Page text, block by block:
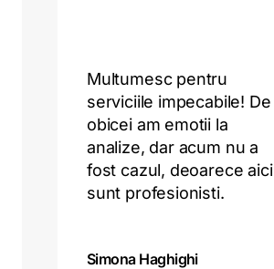
Multumesc pentru
serviciile impecabile! De
obicei am emotii la
analize, dar acum nu a
fost cazul, deoarece aici
sunt profesionisti.
Simona Haghighi